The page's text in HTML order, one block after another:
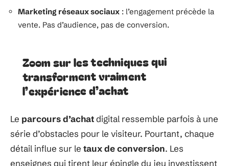
Marketing réseaux sociaux : l’engagement précède la
vente. Pas d’audience, pas de conversion.
Zoom sur les techniques qui
transforment vraiment
l’expérience d’achat
Le parcours d’achatdigital ressemble parfois à une
série d’obstacles pour le visiteur. Pourtant, chaque
détail influe sur le taux de conversion. Les
enseignes qui tirent leur épingle du jeu investissent